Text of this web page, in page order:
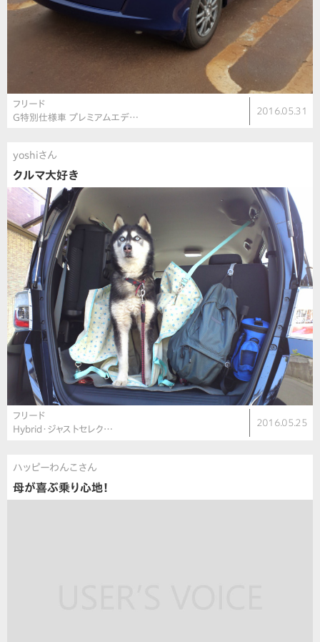
フリード
G特別仕様車 プレミアムエデ…
2016.05.31
yoshiさん
クルマ大好き
フリード
Hybrid・ジャストセレク…
2016.05.25
ハッピーわんこさん
母が喜ぶ乗り心地！